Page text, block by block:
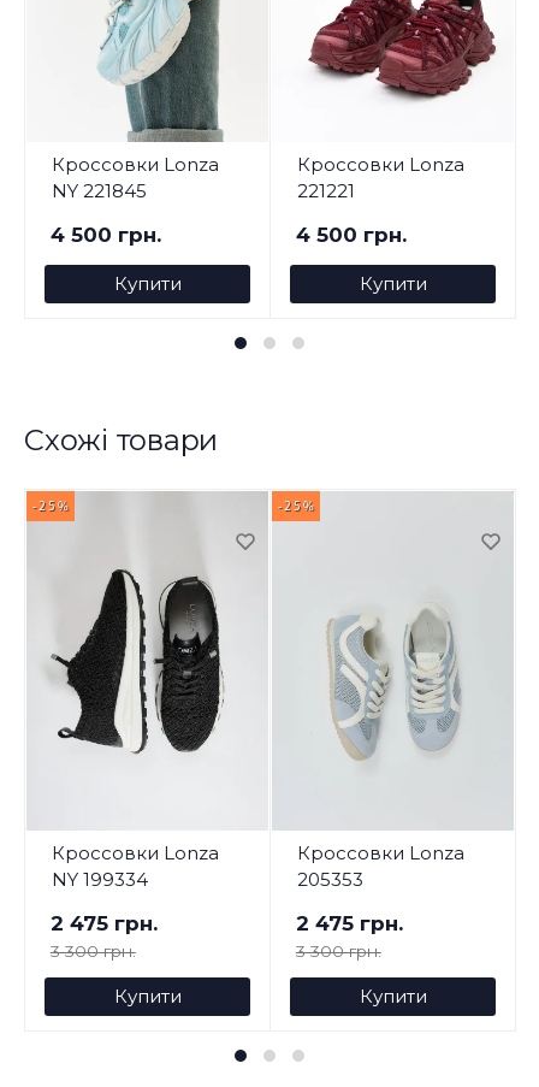
Кроссовки Lonza
NY 221845
4 500 грн.
Купити
Кроссовки Lonza
221221
4 500 грн.
Купити
Схожі товари
-25%
Кроссовки Lonza
NY 199334
2 475 грн.
3 300 грн.
Купити
-25%
Кроссовки Lonza
205353
2 475 грн.
3 300 грн.
Купити